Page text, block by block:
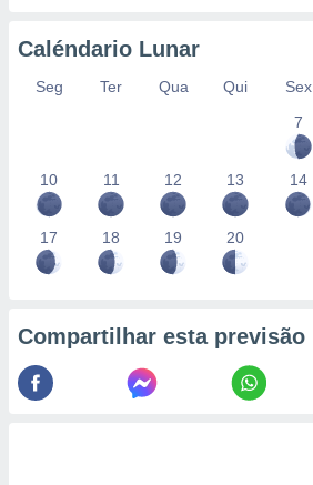
Caléndario Lunar
Seg Ter Qua Qui Sex
7
10 11 12 13 14
17 18 19 20
Compartilhar esta previsão